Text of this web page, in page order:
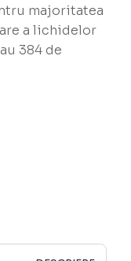
majoritatea
a lichidelor
384 de